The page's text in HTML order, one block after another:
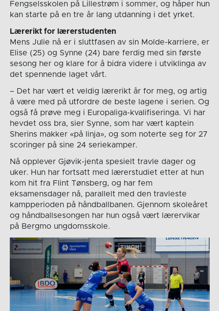
Fengselsskolen på Lillestrøm i sommer, og håper hun
kan starte på en tre år lang utdanning i det yrket.
Lærerikt for lærerstudenten
Mens Julie nå er i sluttfasen av sin Molde-karriere, er
Elise (25) og Synne (24) bare ferdig med sin første
sesong her og klare for å bidra videre i utviklinga av
det spennende laget vårt.
– Det har vært et veldig lærerikt år for meg, og artig
å være med på utfordre de beste lagene i serien. Og
også få prøve meg i Europaliga-kvalifiseringa. Vi har
hevdet oss bra, sier Synne, som har vært kaptein
Sherins makker «på linja», og som noterte seg for 27
scoringer på sine 24 seriekamper.
Nå opplever Gjøvik-jenta spesielt travle dager og
uker. Hun har fortsatt med lærerstudiet etter at hun
kom hit fra Flint Tønsberg, og har fem
eksamensdager nå, parallelt med den travleste
kampperioden på håndballbanen. Gjennom skoleåret
og håndballsesongen har hun også vært lærervikar
på Bergmo ungdomsskole.